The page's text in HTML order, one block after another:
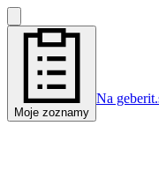
Moje zoznamy
Na